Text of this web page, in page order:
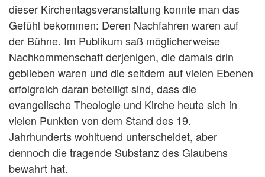
dieser Kirchentagsveranstaltung konnte man das
Gefühl bekommen: Deren Nachfahren waren auf
der Bühne. Im Publikum saß möglicherweise
Nachkommenschaft derjenigen, die damals drin
geblieben waren und die seitdem auf vielen Ebenen
erfolgreich daran beteiligt sind, dass die
evangelische Theologie und Kirche heute sich in
vielen Punkten von dem Stand des 19.
Jahrhunderts wohltuend unterscheidet, aber
dennoch die tragende Substanz des Glaubens
bewahrt hat.